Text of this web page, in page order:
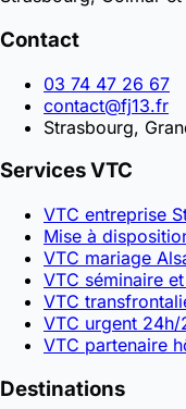
Contact
03 74 47 26 67
contact@fj13.fr
Strasbourg,
Services VTC
VTC entreprise
Mise à
VTC mariage
VTC séminaire
VTC
VTC urgent 24h/
VTC partenaire
Destinations